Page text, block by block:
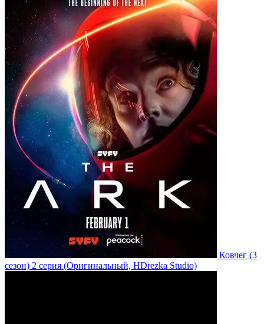
Ковчег (3
сезон) 2 серия (Оригинальный, HDrezka Studio)